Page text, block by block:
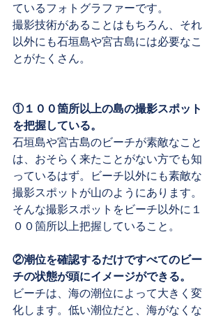
ているフォトグラファーです。
撮影技術があることはもちろん、それ
以外にも石垣島や宮古島には必要なこ
とがたくさん。
①１００箇所以上の島の撮影スポット
を把握している。
石垣島や宮古島のビーチが素敵なこと
は、おそらく来たことがない方でも知
っているはず。ビーチ以外にも素敵な
撮影スポットが山のようにあります。
そんな撮影スポットをビーチ以外に１
００箇所以上把握していること。
②潮位を確認するだけですべてのビー
チの状態が頭にイメージができる。
ビーチは、海の潮位によって大きく変
化します。低い潮位だと、海がなくな